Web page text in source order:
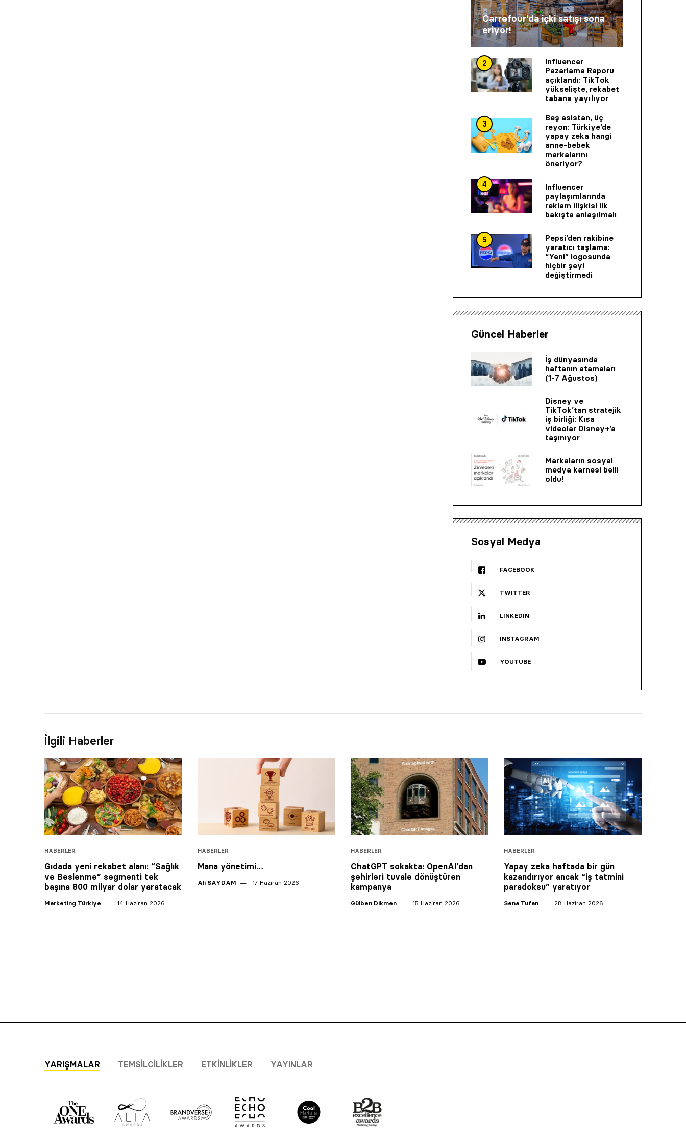
Carrefour’da içki satışı sona
eriyor!
2
Influencer
Pazarlama Raporu
açıklandı: TikTok
yükselişte, rekabet
tabana yayılıyor
3
Beş asistan, üç
reyon: Türkiye’de
yapay zeka hangi
anne-bebek
markalarını
öneriyor?
4
Influencer
paylaşımlarında
reklam ilişkisi ilk
bakışta anlaşılmalı
5
Pepsi’den rakibine
yaratıcı taşlama:
“Yeni” logosunda
hiçbir şeyi
değiştirmedi
Güncel Haberler
İş dünyasında
haftanın atamaları
(1-7 Ağustos)
Disney ve
TikTok’tan stratejik
iş birliği: Kısa
videolar Disney+’a
taşınıyor
Markaların sosyal
medya karnesi belli
oldu!
Sosyal Medya
FACEBOOK
TWITTER
LINKEDIN
INSTAGRAM
YOUTUBE
İlgili Haberler
HABERLER
Gıdada yeni rekabet alanı: “Sağlık
ve Beslenme” segmenti tek
başına 800 milyar dolar yaratacak
Marketing Türkiye 14 Haziran 2026
HABERLER
Mana yönetimi…
Ali SAYDAM 17 Haziran 2026
HABERLER
ChatGPT sokakta: OpenAI’dan
şehirleri tuvale dönüştüren
kampanya
Gülben Dikmen 15 Haziran 2026
HABERLER
Yapay zeka haftada bir gün
kazandırıyor ancak “iş tatmini
paradoksu” yaratıyor
Sena Tufan 28 Haziran 2026
YARIŞMALAR TEMSILCILIKLER ETKINLIKLER YAYINLAR